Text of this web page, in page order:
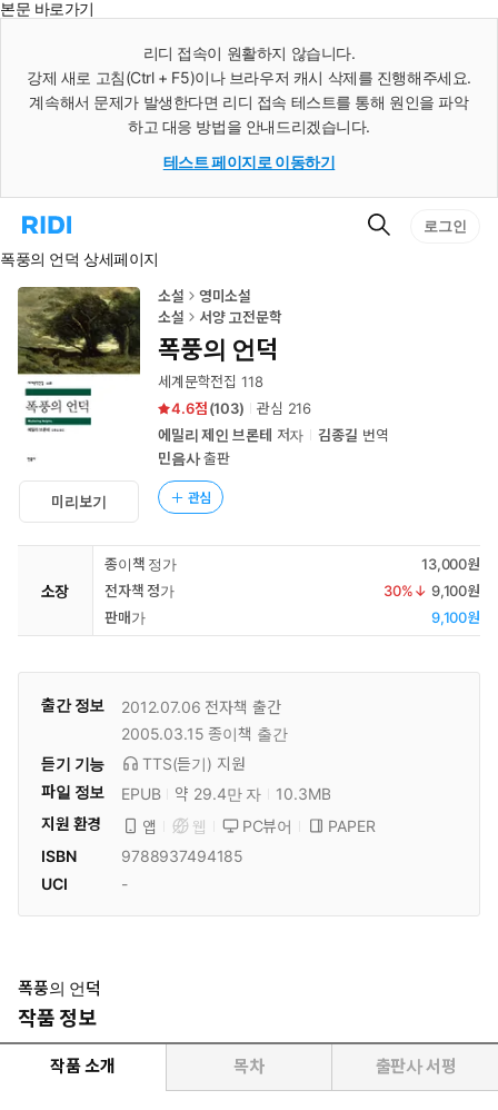
본문 바로가기
리디 접속이 원활하지 않습니다.
강제 새로 고침(Ctrl + F5)이나 브라우저 캐시 삭제를 진행해주세요.
계속해서 문제가 발생한다면 리디 접속 테스트를 통해 원인을 파악
하고 대응 방법을 안내드리겠습니다.
테스트 페이지로 이동하기
리
홈
로
이
동
검
로그인
폭풍의 언덕 상세페이지
미리보기
소설
영미소설
소설
서양 고전문학
폭풍의 언덕
세계문학전집 118
4.6
(103) 관심 216
에밀리 제인 브론테 저자 김종길 번역
민음사출판
관심
소장
종이책 정가
13,000원
전자책 정가
30%↓ 9,100원
판매가
9,100원
출간 정보 2012.07.06 전자책 출간
2005.03.15 종이책 출간
듣기 기능
TTS(듣기) 지원
파일 정보
EPUB 약 29.4만 자
10.3MB
지원 환경
앱 웹 PC뷰어
PAPER
ISBN
9788937494185
UCI
-
폭풍의 언덕
작품 정보
작품 소개 목차 출판사 서평